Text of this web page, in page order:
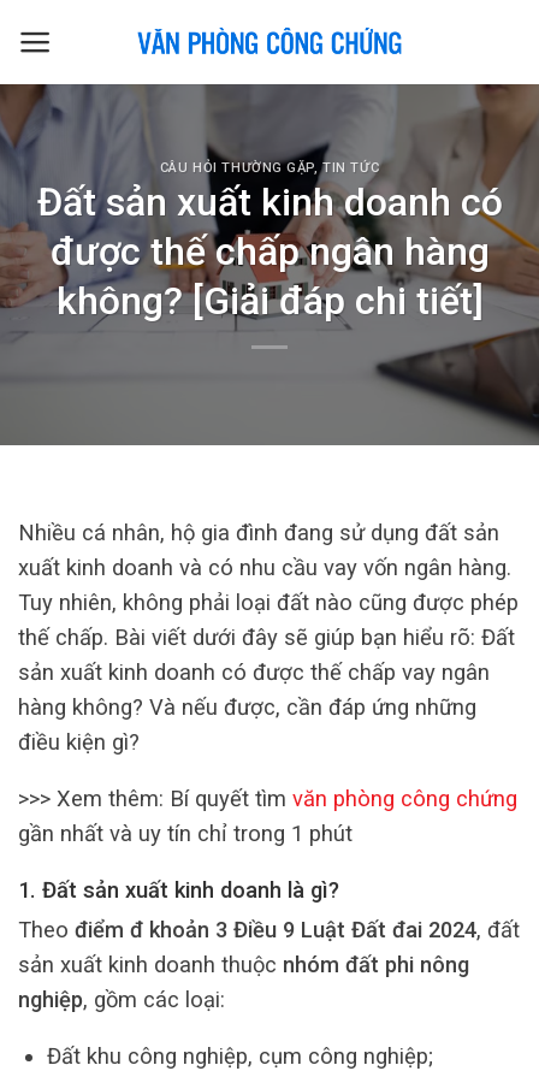
CÂU HỎI THƯỜNG GẶP,TIN TỨC
Đất sản xuất kinh doanh có
được thế chấp ngân hàng
không? [Giải đáp chi tiết]
Nhiều cá nhân, hộ gia đình đang sử dụng đất sản
xuất kinh doanh và có nhu cầu vay vốn ngân hàng.
Tuy nhiên, không phải loại đất nào cũng được phép
thế chấp. Bài viết dưới đây sẽ giúp bạn hiểu rõ: Đất
sản xuất kinh doanh có được thế chấp vay ngân
hàng không? Và nếu được, cần đáp ứng những
điều kiện gì?
>>> Xem thêm: Bí quyết tìm văn phòng công chứng
gần nhất và uy tín chỉ trong 1 phút
1. Đất sản xuất kinh doanh là gì?
Theo điểm đ khoản 3 Điều 9 Luật Đất đai 2024, đất
sản xuất kinh doanh thuộc nhóm đất phi nông
nghiệp, gồm các loại:
Đất khu công nghiệp, cụm công nghiệp;